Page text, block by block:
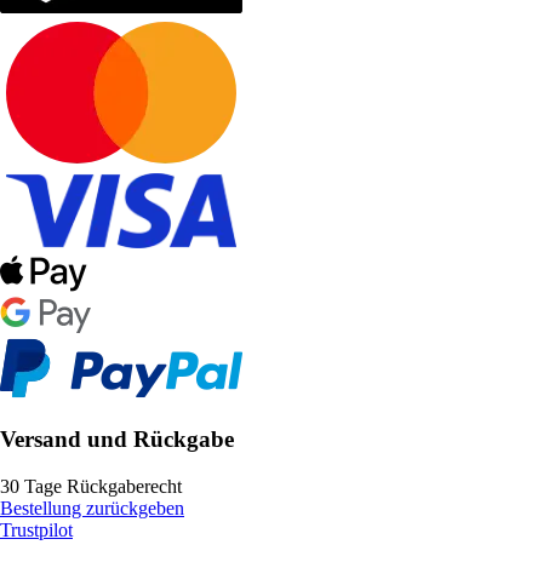
Versand und Rückgabe
30 Tage Rückgaberecht
Bestellung zurückgeben
Trustpilot